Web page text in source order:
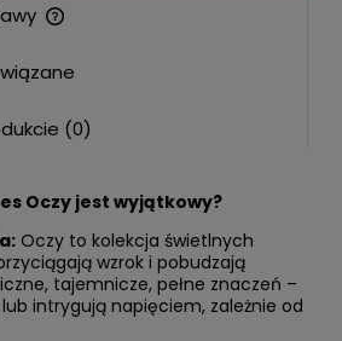
kosztów płatności
(0)
Oczy jest wyjątkowy?
Oczy to kolekcja świetlnych
wzrok i pobudzają
tajemnicze, pełne znaczeń –
intrygują napięciem, zależnie od